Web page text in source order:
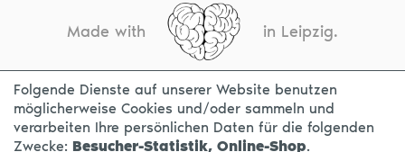
Made with in Leipzig.
KONTAKT IMPRESSUM DATENSCHUTZ
Folgende Dienste auf unserer Website benutzen
möglicherweise Cookies und/oder sammeln und
verarbeiten Ihre persönlichen Daten für die folgenden
Zwecke: Besucher-Statistik, Online-Shop.